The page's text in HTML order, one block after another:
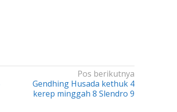
Pos berikutnya
Gendhing Husada kethuk 4
kerep minggah 8 Slendro 9